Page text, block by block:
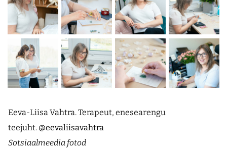
Eeva-Liisa Vahtra. Terapeut, enesearengu
teejuht. @eevaliisavahtra
Sotsiaalmeedia fotod